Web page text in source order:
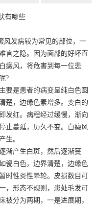
发病较为常见的部位，一
言之隐。因为面部的好坏直
癜风，将危害到每一位患
?
是患者的病变呈纯白色圆
楚，边缘色素增多。变白的
发红。病程经过缓慢，渐向
止蔓延，历久不变。白癜风
生。
产生白斑，然后逐渐蔓
瓷白色，边界清楚，边缘色
时性炎性晕轮。皮损数目可
，形态不规则，患处毛发可
被分为两期，一是进展期，